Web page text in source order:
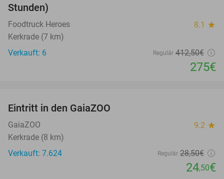
Stunden)
Foodtruck Heroes 8.1 star
Kerkrade (7 km)
Verkauft: 6
Regulär 412,50€
275€
Eintritt in den GaiaZOO
GaiaZOO 9.2 star
Kerkrade (8 km)
Verkauft: 7.624
Regulär 28,50€
24,50€